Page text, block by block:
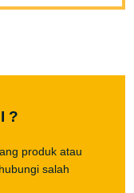
?
produk atau
salah